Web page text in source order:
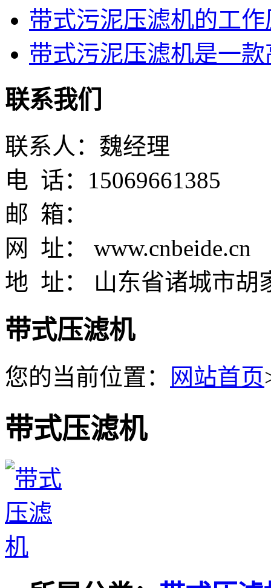
带式污泥压滤机的工
带式污泥压滤机是一
联系我们
联系人：魏经理
电 话：15069661385
邮 箱：
网 址： www.cnbeide.cn
地 址： 山东省诸城市胡
带式压滤机
您的当前位置： 网站首页
带式压滤机